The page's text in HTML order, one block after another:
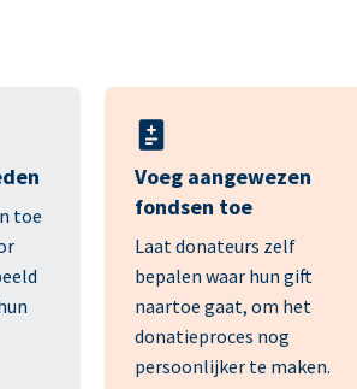
toe
Voeg aangewezen
fondsen toe
Laat donateurs zelf
bepalen waar hun gift
naartoe gaat, om het
donatieproces nog
persoonlijker te maken.